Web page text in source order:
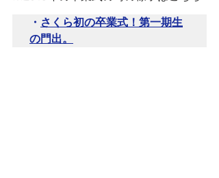
・ さくら初の卒業式！第一期生
の門出。